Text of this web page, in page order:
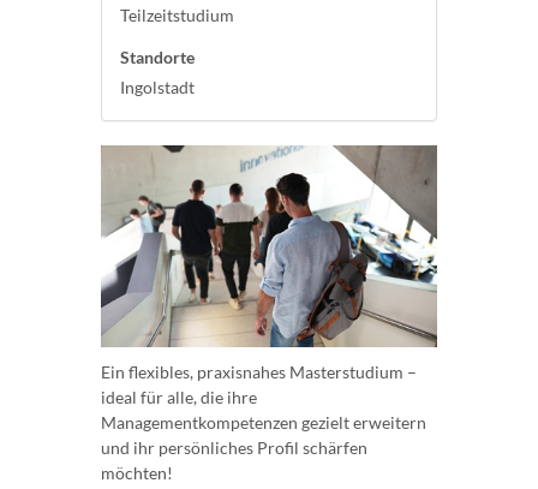
Teilzeitstudium
Standorte
Ingolstadt
Ein flexibles, praxisnahes Masterstudium –
ideal für alle, die ihre
Managementkompetenzen gezielt erweitern
und ihr persönliches Profil schärfen
möchten!